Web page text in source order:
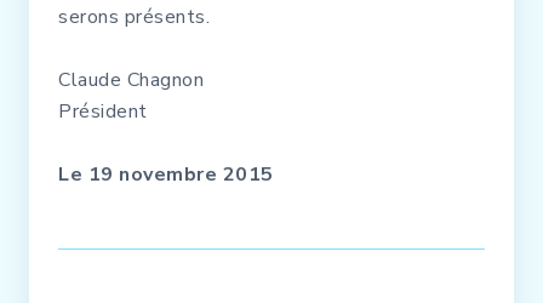
serons présents.
Claude Chagnon
Président
Le 19 novembre 2015